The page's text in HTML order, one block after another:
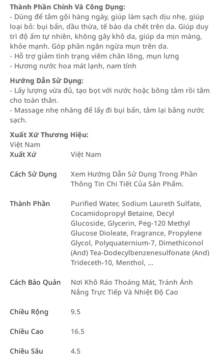
Thành Phần Chính Và Công Dụng:
- Dùng để tắm gội hàng ngày, giúp làm sạch dịu nhẹ, giúp
loại bỏ: bụi bẩn, dầu thừa, tế bào da chết trên da. Giúp duy
trì độ ẩm tự nhiên, không gây khô da, giúp da mịn màng,
khỏe mạnh. Góp phần ngăn ngừa mụn trên da.
- Hỗ trợ giảm tình trạng viêm chân lông, mụn lưng
- Hương nước hoa mát lạnh, nam tính
Hướng Dẫn Sử Dụng:
- Lấy lượng vừa đủ, tạo bọt với nước hoặc bông tắm rồi tắm
cho toàn thân.
- Massage nhẹ nhàng để lấy đi bụi bẩn, tắm lại bằng nước
sạch.
Xuất Xứ Thương Hiệu:
Việt Nam
Xuất Xứ
Việt Nam
Cách Sử Dụng
Xem Hướng Dẫn Sử Dụng Trong Phần
Thông Tin Chi Tiết Của Sản Phẩm.
Thành Phần
Purified Water, Sodium Laureth Sulfate,
Cocamidopropyl Betaine, Decyl
Glucoside, Glycerin, Peg-120 Methyl
Glucose Dioleate, Fragrance, Propylene
Glycol, Polyquaternium-7, Dimethiconol
(And) Tea-Dodecylbenzenesulfonate (And)
Trideceth-10, Menthol, …
Cách Bảo Quản
Nơi Khô Ráo Thoáng Mát, Tránh Ánh
Nắng Trực Tiếp Và Nhiệt Độ Cao
Chiều Rộng 9.5
Chiều Cao 16.5
Chiều Sâu 4.5